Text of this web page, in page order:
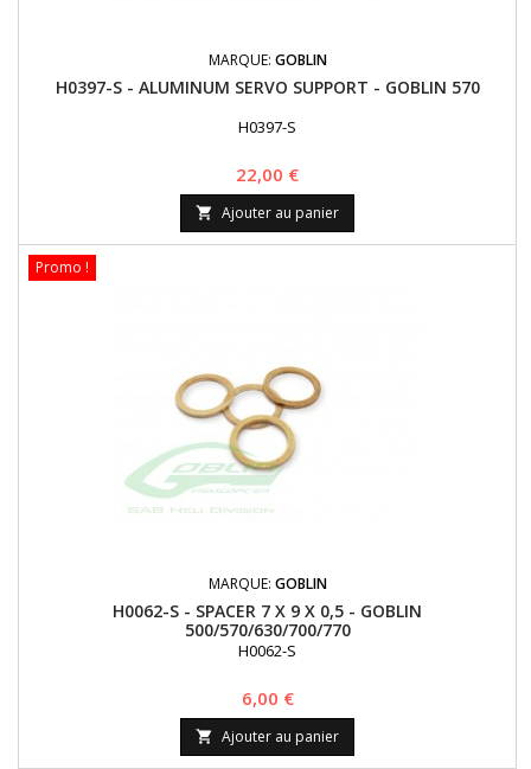
MARQUE: GOBLIN
H0397-S - ALUMINUM SERVO SUPPORT - GOBLIN 570
H0397-S
Prix
22,00 €
 Ajouter au panier
Promo !
MARQUE: GOBLIN
H0062-S - SPACER 7 X 9 X 0,5 - GOBLIN
500/570/630/700/770
H0062-S
Prix
6,00 €
 Ajouter au panier